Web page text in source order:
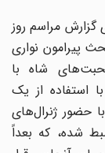
مراسم روز
پیرامون نواری
شاه با
از یک
ژنرال‌های
که بعداً